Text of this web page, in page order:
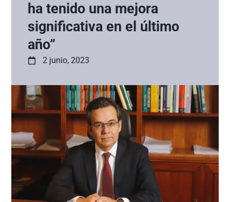
ha tenido una mejora
significativa en el último
año”
2 junio, 2023